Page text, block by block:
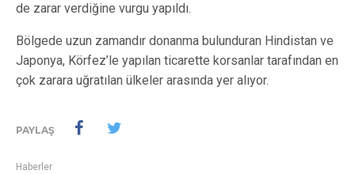
de zarar verdiğine vurgu yapıldı.
Bölgede uzun zamandır donanma bulunduran Hindistan ve
Japonya, Körfez’le yapılan ticarette korsanlar tarafından en
çok zarara uğratılan ülkeler arasında yer alıyor.
PAYLAŞ
Haberler